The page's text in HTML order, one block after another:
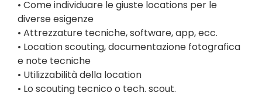
• Come individuare le giuste locations per le
diverse esigenze
• Attrezzature tecniche, software, app, ecc.
• Location scouting, documentazione fotografica
e note tecniche
• Utilizzabilità della location
• Lo scouting tecnico o tech. scout.